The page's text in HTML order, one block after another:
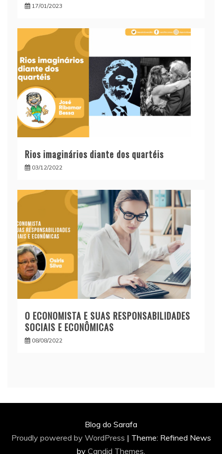
17/01/2023
Rios imaginários diante dos quartéis
03/12/2022
O ECONOMISTA E SUAS RESPONSABILIDADES
SOCIAIS E ECONÔMICAS
08/08/2022
Blog do Sarafa
Proudly powered by WordPress | Theme: Refined News
by Candid Themes.